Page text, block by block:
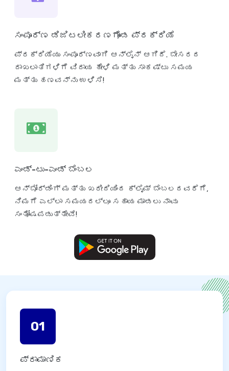
ಸಂಪೂರ್ಣ ಡಿಜಿಟಲೀಕರಣಗೊಂಡ ಪ್ರಕ್ರಿಯೆ
ಪ್ರಕ್ರಿಯೆಯು ಸಂಪೂರ್ಣವಾಗಿ ಆನ್‌ಲೈನ್ ಆಗಿದೆ. ಬೇಸರದ
ದಾಖಲಾತಿಗಳಿಗೆ ವಿದಾಯ ಹೇಳಿ ಮತ್ತು ಸಾಕಷ್ಟು ಸಮಯ
ಮತ್ತು ಹಣವನ್ನು ಉಳಿಸಿ!
ಎಂಡ್-ಟು-ಎಂಡ್ ಬೆಂಬಲ
ಆನ್‌ಬೋರ್ಡಿಂಗ್ ಮತ್ತು ಖರೀದಿಯಿಂದ ಕ್ಲೈಮ್ ಬೆಂಬಲದವರೆಗೆ,
ನಿಮಗೆ ಎಲ್ಲಾ ಸಮಯದಲ್ಲೂ ಸಹಾಯ ಮಾಡಲು ನಾವು
ಸಂತೋಷಪಡುತ್ತೇವೆ!
01
ಪ್ರಾಮಾಣಿಕ